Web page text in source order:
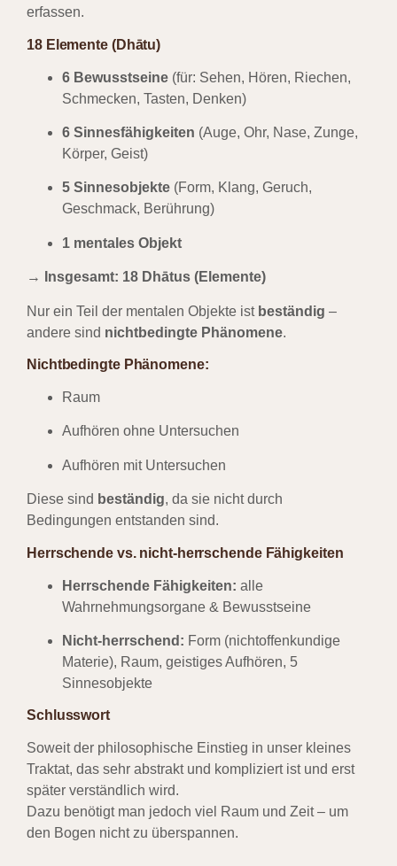
erfassen.
18 Elemente (Dhātu)
6 Bewusstseine (für: Sehen, Hören, Riechen,
Schmecken, Tasten, Denken)
6 Sinnesfähigkeiten (Auge, Ohr, Nase, Zunge,
Körper, Geist)
5 Sinnesobjekte (Form, Klang, Geruch,
Geschmack, Berührung)
1 mentales Objekt
→ Insgesamt: 18 Dhātus (Elemente)
Nur ein Teil der mentalen Objekte ist beständig –
andere sind nichtbedingte Phänomene.
Nichtbedingte Phänomene:
Raum
Aufhören ohne Untersuchen
Aufhören mit Untersuchen
Diese sind beständig, da sie nicht durch
Bedingungen entstanden sind.
Herrschende vs. nicht-herrschende Fähigkeiten
Herrschende Fähigkeiten: alle
Wahrnehmungsorgane & Bewusstseine
Nicht-herrschend: Form (nichtoffenkundige
Materie), Raum, geistiges Aufhören, 5
Sinnesobjekte
Schlusswort
Soweit der philosophische Einstieg in unser kleines
Traktat, das sehr abstrakt und kompliziert ist und erst
später verständlich wird.
Dazu benötigt man jedoch viel Raum und Zeit – um
den Bogen nicht zu überspannen.